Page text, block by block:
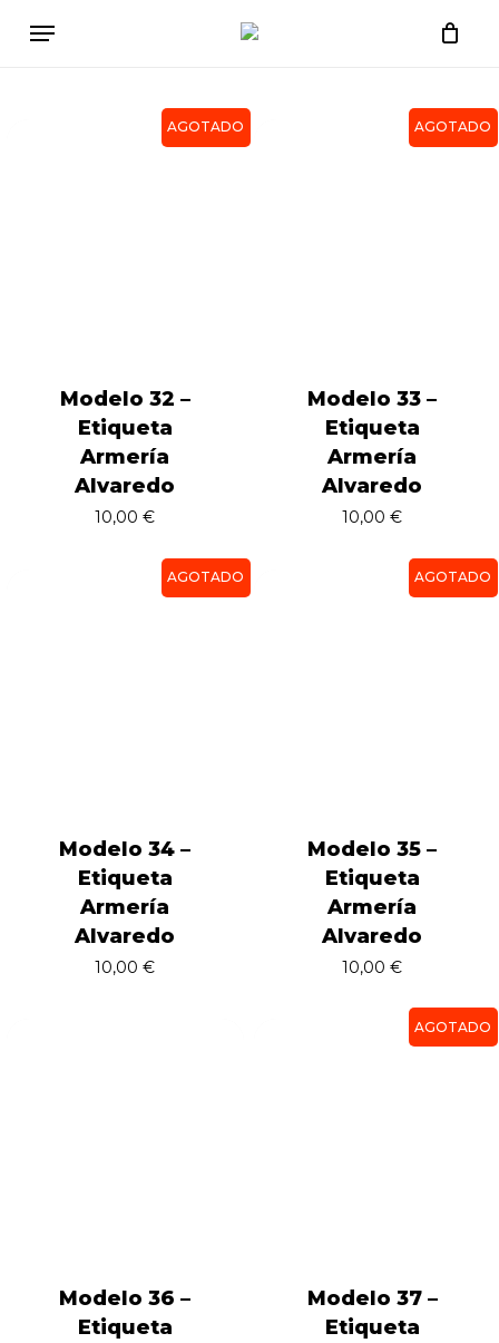
Menu
Modelo 32 –
Etiqueta
Armería
Alvaredo
10,00€
AGOTADO
Modelo 33 –
Etiqueta
Armería
Alvaredo
10,00€
AGOTADO
Modelo 34 –
Etiqueta
Armería
Alvaredo
10,00€
AGOTADO
Modelo 35 –
Etiqueta
Armería
Alvaredo
10,00€
AGOTADO
Modelo 36 –
Etiqueta
Modelo 37 –
Etiqueta
AGOTADO